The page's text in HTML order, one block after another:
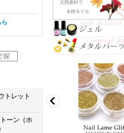
ら
トレット
ーン（ホ